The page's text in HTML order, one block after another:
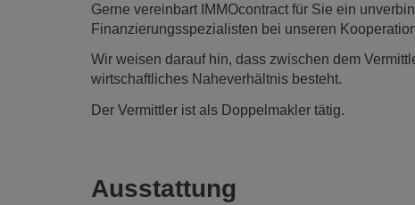
Gerne vereinbart IMMOcontract für Sie ein
Finanzierungsspezialisten bei unseren
Wir weisen darauf hin, dass zwischen dem
wirtschaftliches Naheverhältnis besteht.
Der Vermittler ist als Doppelmakler tätig.
Ausstattung